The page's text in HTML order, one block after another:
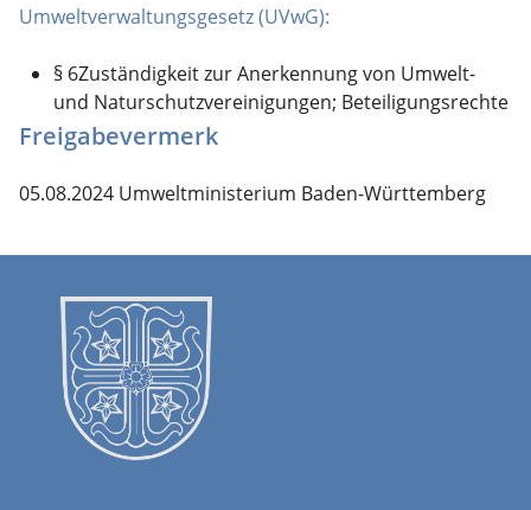
Umweltverwaltungsgesetz (UVwG):
§ 6Zuständigkeit zur Anerkennung von Umwelt-
und Naturschutzvereinigungen; Beteiligungsrechte
Freigabevermerk
05.08.2024 Umweltministerium Baden-Württemberg